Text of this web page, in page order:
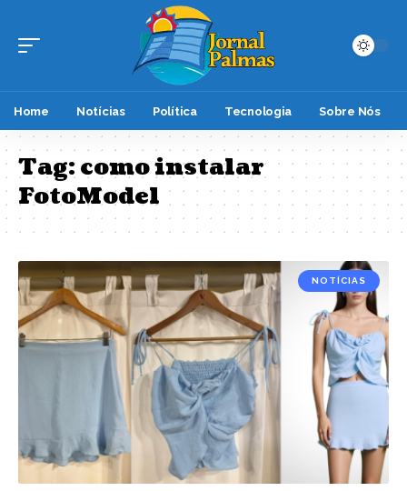
Home Notícias Política Tecnologia Sobre Nós
Tag:como instalar
FotoModel
NOTÍCIAS